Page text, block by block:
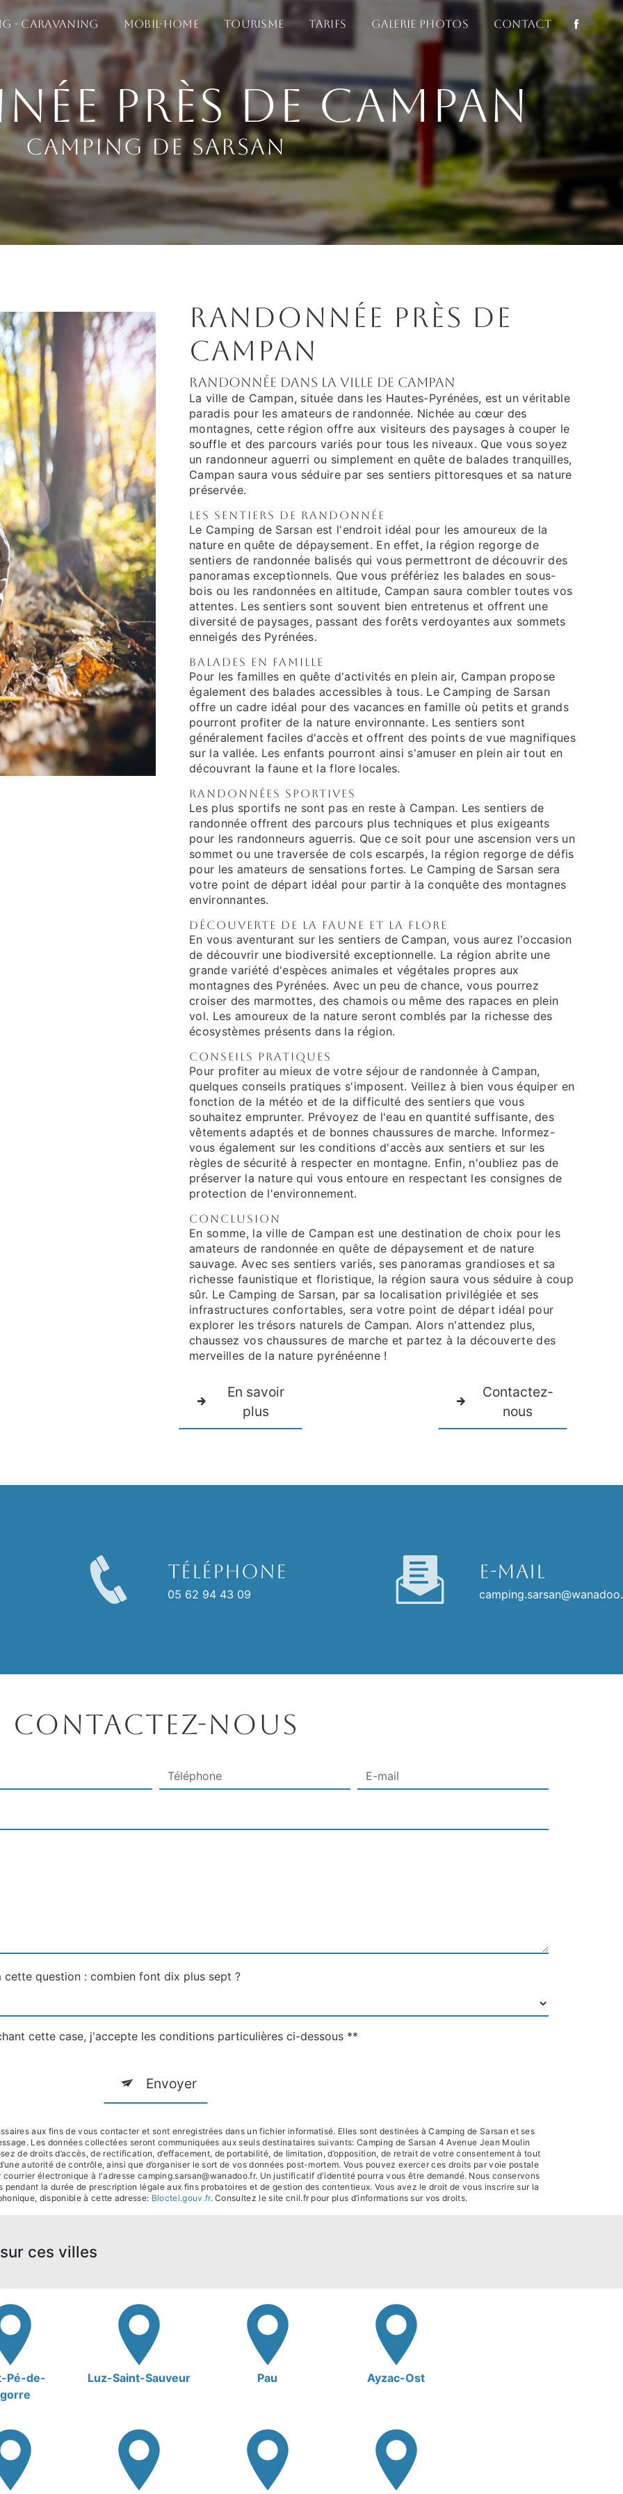
- Caravaning Mobil-home Tourisme Tarifs Galerie photos Contact
près de Campan
Camping de Sarsan
Randonnée près de
Campan
Randonnée dans la ville de Campan
La ville de Campan, située dans les Hautes-Pyrénées, est un véritable
paradis pour les amateurs de randonnée. Nichée au cœur des
montagnes, cette région offre aux visiteurs des paysages à couper le
souffle et des parcours variés pour tous les niveaux. Que vous soyez
un randonneur aguerri ou simplement en quête de balades tranquilles,
Campan saura vous séduire par ses sentiers pittoresques et sa nature
préservée.
Les sentiers de randonnée
Le Camping de Sarsan est l'endroit idéal pour les amoureux de la
nature en quête de dépaysement. En effet, la région regorge de
sentiers de randonnée balisés qui vous permettront de découvrir des
panoramas exceptionnels. Que vous préfériez les balades en sous-
bois ou les randonnées en altitude, Campan saura combler toutes vos
attentes. Les sentiers sont souvent bien entretenus et offrent une
diversité de paysages, passant des forêts verdoyantes aux sommets
enneigés des Pyrénées.
Balades en famille
Pour les familles en quête d'activités en plein air, Campan propose
également des balades accessibles à tous. Le Camping de Sarsan
offre un cadre idéal pour des vacances en famille où petits et grands
pourront profiter de la nature environnante. Les sentiers sont
généralement faciles d'accès et offrent des points de vue magnifiques
sur la vallée. Les enfants pourront ainsi s'amuser en plein air tout en
découvrant la faune et la flore locales.
Randonnées sportives
Les plus sportifs ne sont pas en reste à Campan. Les sentiers de
randonnée offrent des parcours plus techniques et plus exigeants
pour les randonneurs aguerris. Que ce soit pour une ascension vers un
sommet ou une traversée de cols escarpés, la région regorge de défis
pour les amateurs de sensations fortes. Le Camping de Sarsan sera
votre point de départ idéal pour partir à la conquête des montagnes
environnantes.
Découverte de la faune et la flore
En vous aventurant sur les sentiers de Campan, vous aurez l'occasion
de découvrir une biodiversité exceptionnelle. La région abrite une
grande variété d'espèces animales et végétales propres aux
montagnes des Pyrénées. Avec un peu de chance, vous pourrez
croiser des marmottes, des chamois ou même des rapaces en plein
vol. Les amoureux de la nature seront comblés par la richesse des
écosystèmes présents dans la région.
Conseils pratiques
Pour profiter au mieux de votre séjour de randonnée à Campan,
quelques conseils pratiques s'imposent. Veillez à bien vous équiper en
fonction de la météo et de la difficulté des sentiers que vous
souhaitez emprunter. Prévoyez de l'eau en quantité suffisante, des
vêtements adaptés et de bonnes chaussures de marche. Informez-
vous également sur les conditions d'accès aux sentiers et sur les
règles de sécurité à respecter en montagne. Enfin, n'oubliez pas de
préserver la nature qui vous entoure en respectant les consignes de
protection de l'environnement.
Conclusion
En somme, la ville de Campan est une destination de choix pour les
amateurs de randonnée en quête de dépaysement et de nature
sauvage. Avec ses sentiers variés, ses panoramas grandioses et sa
richesse faunistique et floristique, la région saura vous séduire à coup
sûr. Le Camping de Sarsan, par sa localisation privilégiée et ses
infrastructures confortables, sera votre point de départ idéal pour
explorer les trésors naturels de Campan. Alors n'attendez plus,
chaussez vos chaussures de marche et partez à la découverte des
merveilles de la nature pyrénéenne !
En savoir
plus
Contactez-
nous
Téléphone
05 62 94 43 09
E-mail
Contactez-nous
question : combien font dix plus sept ?
cette case, j'accepte les conditions particulières ci-dessous **
Envoyer
aux fins de vous contacter et sont enregistrées dans un fichier informatisé. Elles sont destinées à Camping de Sarsan et ses
Les données collectées seront communiquées aux seuls destinataires suivants: Camping de Sarsan 4 Avenue Jean Moulin
de droits d’accès, de rectification, d’effacement, de portabilité, de limitation, d’opposition, de retrait de votre consentement à tout
autorité de contrôle, ainsi que d’organiser le sort de vos données post-mortem. Vous pouvez exercer ces droits par voie postale
électronique à l'adresse camping.sarsan@wanadoo.fr. Un justificatif d'identité pourra vous être demandé. Nous conservons
la durée de prescription légale aux fins probatoires et de gestion des contentieux. Vous avez le droit de vous inscrire sur la
disponible à cette adresse: Bloctel.gouv.fr. Consultez le site cnil.fr pour plus d’informations sur vos droits.
ces villes
Pé-de-
Luz-Saint-Sauveur Pau Ayzac-Ost